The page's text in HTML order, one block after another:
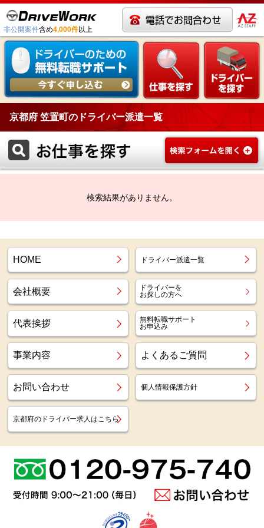
非公開案件含め4,000件以上
京都府 笠置町のドライバー派遣一覧
検索結果がありません。
HOME ドライバー派遣一覧
会社概要
ドライバーを
お探しの方へ
代表挨拶
無料転職サポート
お申込み
事業内容 よくあるご質問
お問い合わせ 個人情報保護方針
京都府のドライバー求人はこちら